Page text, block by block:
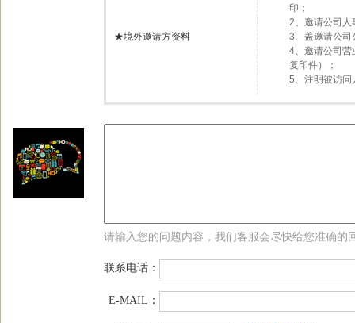
★境外邀请方资料
印；
2、邀请公司
3、盖邀请公
4、邀请公司营
复印件）；
5、注明被访问
请输入您的问题内容，我们客服会尽快给您准确的
联系电话：
E-MAIL：